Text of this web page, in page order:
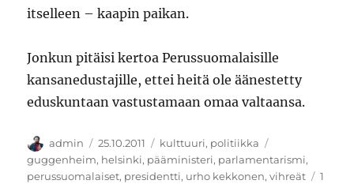
itselleen – kaapin paikan.
Jonkun pitäisi kertoa Perussuomalaisille
kansanedustajille, ettei heitä ole äänestetty
eduskuntaan vastustamaan omaa valtaansa.
Kirjoittaja
admin Julkaistu
25.10.2011 Kategoriat
kulttuuri, politiikka
guggenheim, helsinki, pääministeri, parlamentarismi,
perussuomalaiset, presidentti, urho kekkonen,vihreät
1